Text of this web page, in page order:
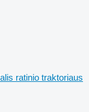
ratinio traktoriaus